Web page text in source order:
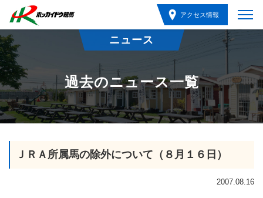
アクセス情報
ニュース
過去のニュース一覧
ＪＲＡ所属馬の除外について（８月１６日）
2007.08.16